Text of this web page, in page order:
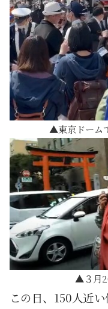
東京ドーム
３月
この日、150人近